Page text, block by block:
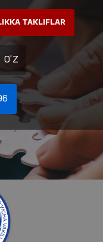
TAKLIFLAR
O'Z